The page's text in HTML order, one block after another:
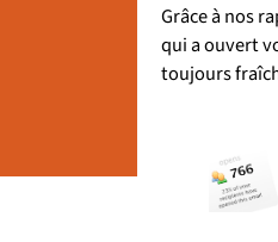
Grâce à nos
qui a ouvert
toujours